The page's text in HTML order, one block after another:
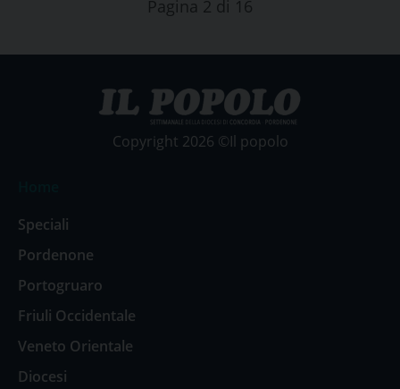
Pagina 2 di 16
Copyright 2026 ©Il popolo
Speciali
Pordenone
Portogruaro
Friuli Occidentale
Veneto Orientale
Diocesi